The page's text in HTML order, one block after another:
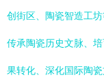
创街区、陶瓷智造工
传承陶瓷历史文脉、
果转化、深化国际陶